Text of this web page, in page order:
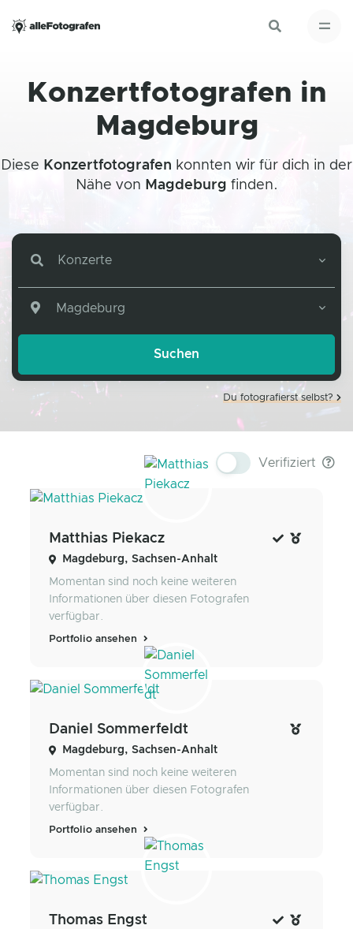
Konzertfotografen in
Magdeburg
Diese Konzertfotografen konnten wir für dich in der
Nähe von Magdeburg finden.
Konzerte
Magdeburg
Du fotografierst selbst?
Verifiziert
Matthias Piekacz
Magdeburg, Sachsen-Anhalt
Momentan sind noch keine weiteren
Informationen über diesen Fotografen
verfügbar.
Portfolio ansehen
Daniel Sommerfeldt
Magdeburg, Sachsen-Anhalt
Momentan sind noch keine weiteren
Informationen über diesen Fotografen
verfügbar.
Portfolio ansehen
Thomas Engst